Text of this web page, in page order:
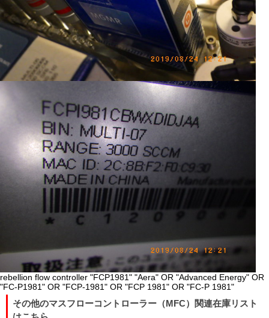
rebellion flow controller "FCP1981" "Aera" OR "Advanced Energy" OR
"FC-P1981" OR "FCP-1981" OR "FCP 1981" OR "FC-P 1981"
その他のマスフローコントローラー（MFC）関連在庫リスト